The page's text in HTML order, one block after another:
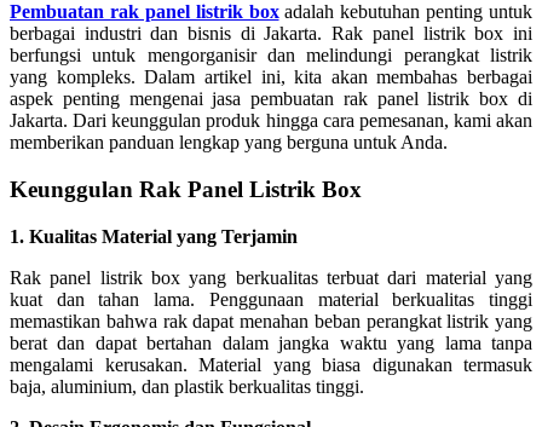
Pembuatan rak panel listrik boxadalah kebutuhan penting untuk
berbagai industri dan bisnis di Jakarta. Rak panel listrik box ini
berfungsi untuk mengorganisir dan melindungi perangkat listrik
yang kompleks. Dalam artikel ini, kita akan membahas berbagai
aspek penting mengenai jasa pembuatan rak panel listrik box di
Jakarta. Dari keunggulan produk hingga cara pemesanan, kami akan
memberikan panduan lengkap yang berguna untuk Anda.
Keunggulan Rak Panel Listrik Box
1. Kualitas Material yang Terjamin
Rak panel listrik box yang berkualitas terbuat dari material yang
kuat dan tahan lama. Penggunaan material berkualitas tinggi
memastikan bahwa rak dapat menahan beban perangkat listrik yang
berat dan dapat bertahan dalam jangka waktu yang lama tanpa
mengalami kerusakan. Material yang biasa digunakan termasuk
baja, aluminium, dan plastik berkualitas tinggi.